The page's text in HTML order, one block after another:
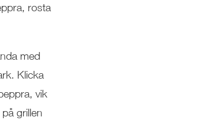
rosta
med
Klicka
vik
grillen